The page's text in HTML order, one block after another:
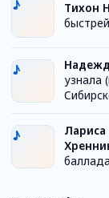
Тихон
узнала